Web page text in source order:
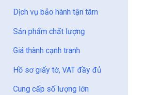
Dịch vụ bảo hành tận tâm
Sản phẩm chất lượng
Giá thành cạnh tranh
Hồ sơ giấy tờ, VAT đầy đủ
Cung cấp số lượng lớn